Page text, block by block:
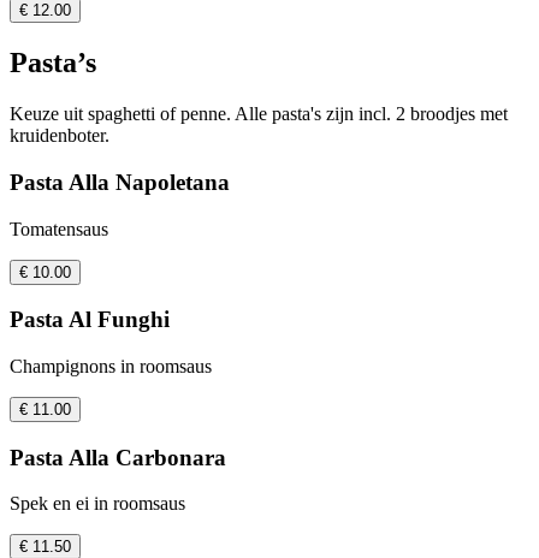
€ 12.00
Pasta’s
Keuze uit spaghetti of penne. Alle pasta's zijn incl. 2 broodjes met
kruidenboter.
Pasta Alla Napoletana
Tomatensaus
€ 10.00
Pasta Al Funghi
Champignons in roomsaus
€ 11.00
Pasta Alla Carbonara
Spek en ei in roomsaus
€ 11.50